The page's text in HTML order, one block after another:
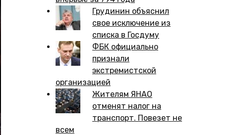
Грудинин объяснил
свое исключение из
списка в Госдуму
ФБК официально
признали
экстремистской
организацией
Жителям ЯНАО
отменят налог на
транспорт. Повезет не
всем